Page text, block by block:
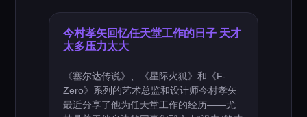
今村孝矢回忆任天堂工作的日子 天才
太多压力太大
《塞尔达传说》、《星际火狐》和《F-
Zero》系列的艺术总监和设计师今村孝矢
最近分享了他为任天堂工作的经历——尤